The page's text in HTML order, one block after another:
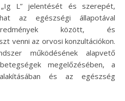
L” jelentését és szerepét,
az egészségi állapotával
között, és
venni az orvosi konzultációkon.
működésének alapvető
megelőzésében, a
és az egészség